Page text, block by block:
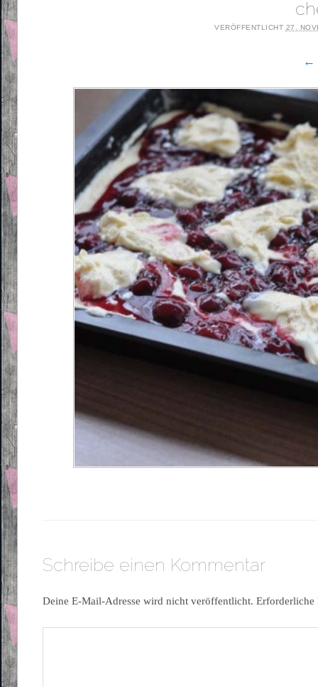
VERÖFFENTLICHT 27.
←
Schreibe einen Kommentar
Deine E-Mail-Adresse wird nicht veröffentlicht.